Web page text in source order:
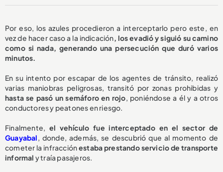
Por eso, los azules procedieron a interceptarlo pero este, en
vez de hacer caso a la indicación, los evadió y siguió su camino
como si nada, generando una persecución que duró varios
minutos.
En su intento por escapar de los agentes de tránsito, realizó
varias maniobras peligrosas, transitó por zonas prohibidas y
hasta se pasó un semáforo en rojo, poniéndose a él y a otros
conductores y peatones en riesgo.
Finalmente, el vehículo fue interceptado en el sector de
Guayabal, donde, además, se descubrió que al momento de
cometer la infracciónestaba prestando servicio de transporte
informal y traía pasajeros.